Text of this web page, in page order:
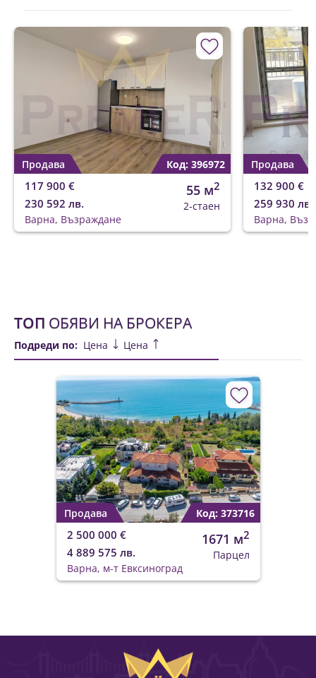
Продава Код: 396972
117 900 €
230 592 лв.
55 м2
2-стаен
Варна, Възраждане
Продава
132 900 €
259 930 лв.
Варна,
ТОП ОБЯВИ НА БРОКЕРА
Подреди по: Цена Цена
Продава Код: 373716
2 500 000 €
4 889 575 лв.
1671 м2
Парцел
Варна, м-т Евксиноград